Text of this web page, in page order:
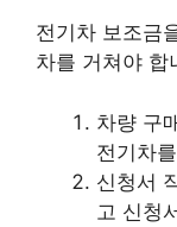
전기차 보조금
차를 거쳐야 합
차량 구
전기차
신청서
고 신청